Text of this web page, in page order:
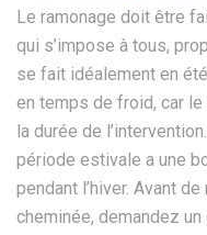
Le ramonage doit être
qui s’impose à tous,
se fait idéalement en
en temps de froid, car
la durée de
période estivale a une
pendant l’hiver. Avant
cheminée, demandez